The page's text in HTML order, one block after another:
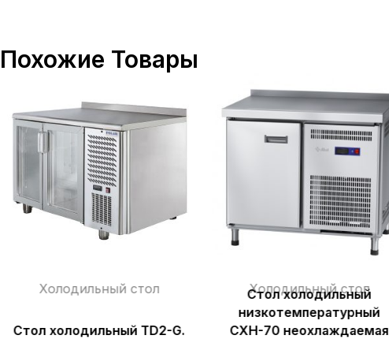
Похожие Товары
Холодильный стол
Стол холодильный TD2-G.
Холодильный стол
Стол холодильный
низкотемпературный
СХН-70 неохлаждаемая